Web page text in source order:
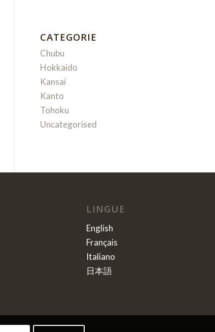
CATEGORIE
Chubu
Hokkaido
Kansai
Kanto
Tohoku
Uncategorised
LINGUE
English
Français
Italiano
日本語